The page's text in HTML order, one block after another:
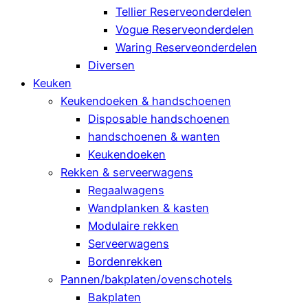
Tellier Reserveonderdelen
Vogue Reserveonderdelen
Waring Reserveonderdelen
Diversen
Keuken
Keukendoeken & handschoenen
Disposable handschoenen
handschoenen & wanten
Keukendoeken
Rekken & serveerwagens
Regaalwagens
Wandplanken & kasten
Modulaire rekken
Serveerwagens
Bordenrekken
Pannen/bakplaten/ovenschotels
Bakplaten